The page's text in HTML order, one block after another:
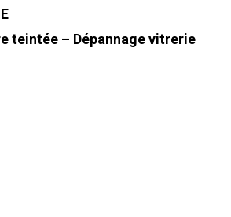
teintée – Dépannage vitrerie